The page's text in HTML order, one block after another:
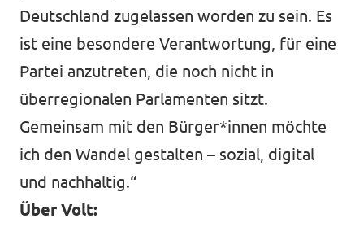
Deutschland zugelassen worden zu sein. Es
ist eine besondere Verantwortung, für eine
Partei anzutreten, die noch nicht in
überregionalen Parlamenten sitzt.
Gemeinsam mit den Bürger*innen möchte
ich den Wandel gestalten – sozial, digital
und nachhaltig.“
Über Volt: